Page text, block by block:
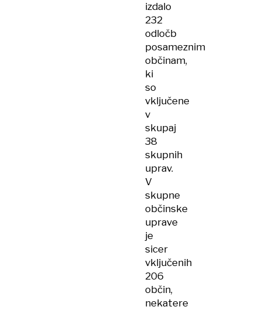
izdalo
232
odločb
posameznim
občinam,
ki
so
vključene
v
skupaj
38
skupnih
uprav.
V
skupne
občinske
uprave
je
sicer
vključenih
206
občin,
nekatere